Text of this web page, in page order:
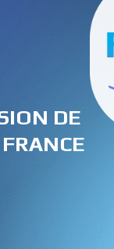
DE